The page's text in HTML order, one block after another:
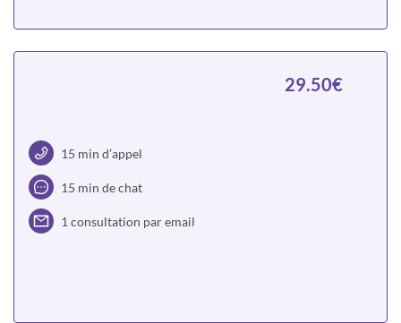
15 min d’appel
15 min de chat
1 consultation par email
29.50€